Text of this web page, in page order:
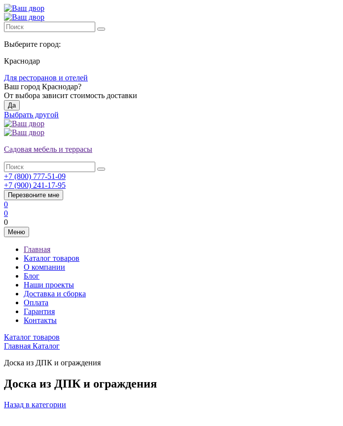
Выберите город:
Краснодар
Для ресторанов и отелей
Ваш город Краснодар?
От выбора зависит стоимость доставки
Да
Выбрать другой
Садовая мебель и террасы
+7 (800) 777-51-09
+7 (900) 241-17-95
Перезвоните мне
0
0
0
Меню
Главная
Каталог товаров
О компании
Блог
Наши проекты
Доставка и сборка
Оплата
Гарантия
Контакты
Каталог товаров
Главная Каталог
Доска из ДПК и ограждения
Доска из ДПК и ограждения
Назад в категории